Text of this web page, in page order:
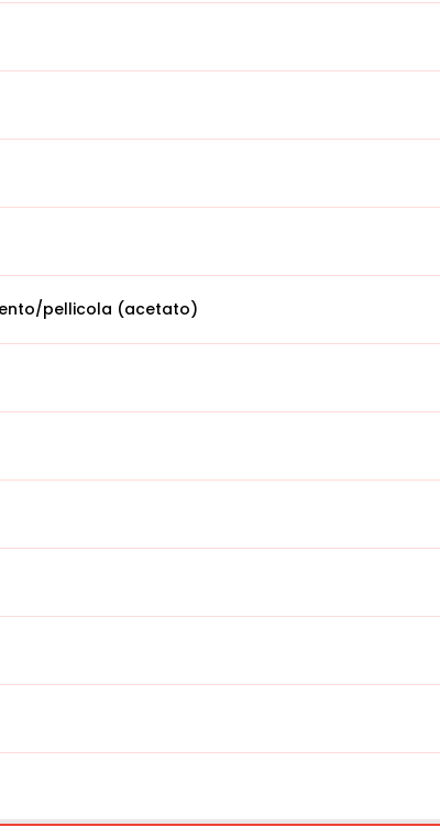
pellicola (acetato)